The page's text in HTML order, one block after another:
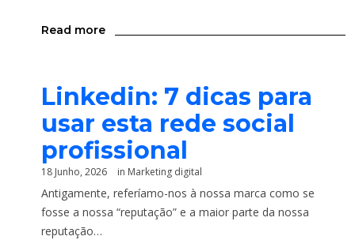
Read more
Linkedin: 7 dicas para
usar esta rede social
profissional
18 Junho, 2026 in Marketing digital
Antigamente, referíamo-nos à nossa marca como se
fosse a nossa “reputação” e a maior parte da nossa
reputação…